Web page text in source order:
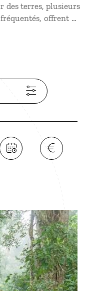
des terres, plusieurs
offrent de
tropicale, on